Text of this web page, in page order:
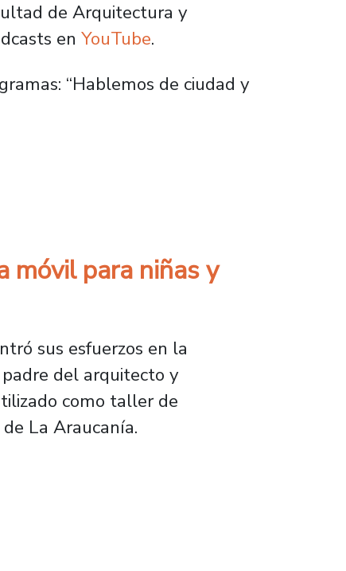
de Arquitectura y
en YouTube.
“Hablemos de ciudad y
y territorios
móvil para niñas y
sus esfuerzos en la
del arquitecto y
como taller de
La Araucanía.
niñas y niños de La Araucanía